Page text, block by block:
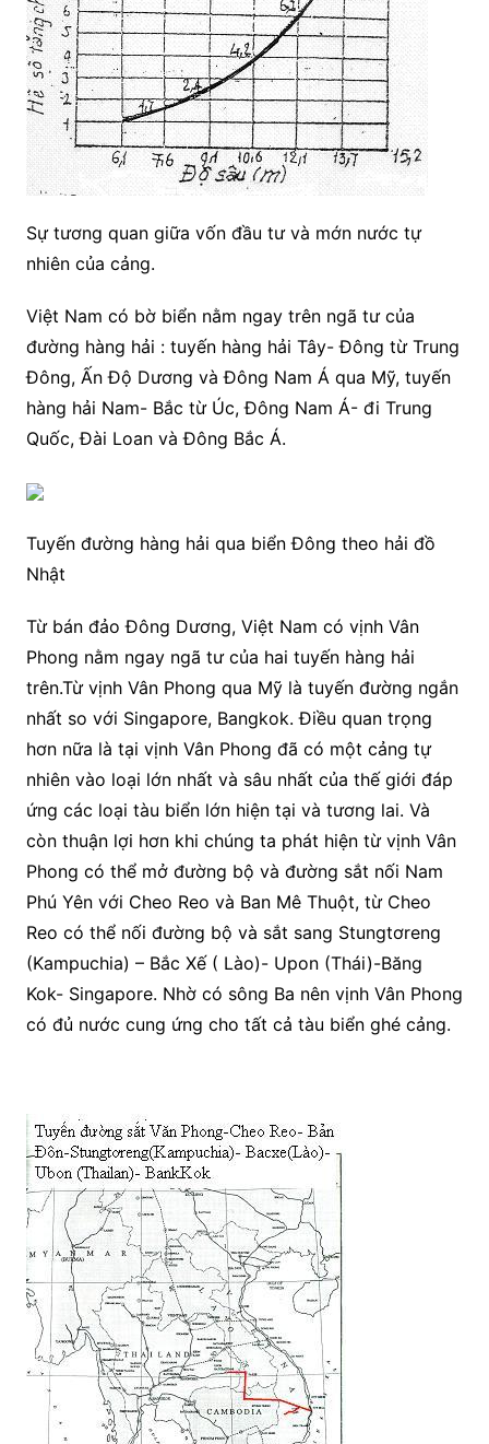
Sự tương quan giữa vốn đầu tư và mớn nước tự
nhiên của cảng.
Việt Nam có bờ biển nằm ngay trên ngã tư của
đường hàng hải : tuyến hàng hải Tây- Đông từ Trung
Đông, Ấn Độ Dương và Đông Nam Á qua Mỹ, tuyến
hàng hải Nam- Bắc từ Úc, Đông Nam Á- đi Trung
Quốc, Đài Loan và Đông Bắc Á.
Tuyến đường hàng hải qua biển Đông theo hải đồ
Nhật
Từ bán đảo Đông Dương, Việt Nam có vịnh Vân
Phong nằm ngay ngã tư của hai tuyến hàng hải
trên.Từ vịnh Vân Phong qua Mỹ là tuyến đường ngắn
nhất so với Singapore, Bangkok. Điều quan trọng
hơn nữa là tại vịnh Vân Phong đã có một cảng tự
nhiên vào loại lớn nhất và sâu nhất của thế giới đáp
ứng các loại tàu biển lớn hiện tại và tương lai. Và
còn thuận lợi hơn khi chúng ta phát hiện từ vịnh Vân
Phong có thể mở đường bộ và đường sắt nối Nam
Phú Yên với Cheo Reo và Ban Mê Thuột, từ Cheo
Reo có thể nối đường bộ và sắt sang Stungtơreng
(Kampuchia) – Bắc Xế ( Lào)- Upon (Thái)-Băng
Kok- Singapore. Nhờ có sông Ba nên vịnh Vân Phong
có đủ nước cung ứng cho tất cả tàu biển ghé cảng.